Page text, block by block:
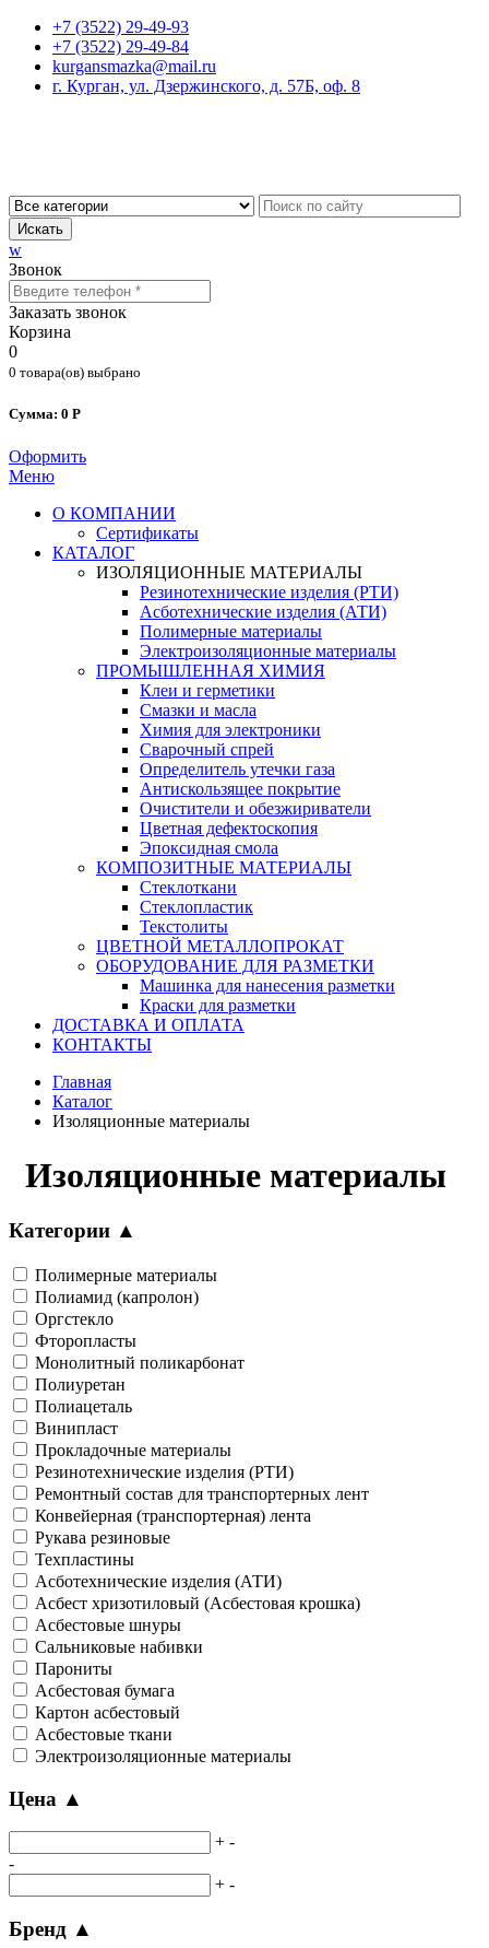
+7 (3522) 29-49-93
+7 (3522) 29-49-84
kurgansmazka@mail.ru
г. Курган, ул. Дзержинского, д. 57Б, оф. 8
Искать
w
Звонок
Заказать звонок
Корзина
0
0 товара(ов) выбрано
Сумма: 0 Р
Оформить
Меню
О КОМПАНИИ
Сертификаты
КАТАЛОГ
ИЗОЛЯЦИОННЫЕ МАТЕРИАЛЫ
Резинотехнические изделия (РТИ)
Асботехнические изделия (АТИ)
Полимерные материалы
Электроизоляционные материалы
ПРОМЫШЛЕННАЯ ХИМИЯ
Клеи и герметики
Смазки и масла
Химия для электроники
Сварочный спрей
Определитель утечки газа
Антискользящее покрытие
Очистители и обезжириватели
Цветная дефектоскопия
Эпоксидная смола
КОМПОЗИТНЫЕ МАТЕРИАЛЫ
Стеклоткани
Стеклопластик
Текстолиты
ЦВЕТНОЙ МЕТАЛЛОПРОКАТ
ОБОРУДОВАНИЕ ДЛЯ РАЗМЕТКИ
Машинка для нанесения разметки
Краски для разметки
ДОСТАВКА И ОПЛАТА
КОНТАКТЫ
Главная
Каталог
Изоляционные материалы
Изоляционные материалы
Категории ▲
Полимерные материалы
Полиамид (капролон)
Оргстекло
Фторопласты
Монолитный поликарбонат
Полиуретан
Полиацеталь
Винипласт
Прокладочные материалы
Резинотехнические изделия (РТИ)
Ремонтный состав для транспортерных лент
Конвейерная (транспортерная) лента
Рукава резиновые
Техпластины
Асботехнические изделия (АТИ)
Асбест хризотиловый (Асбестовая крошка)
Асбестовые шнуры
Сальниковые набивки
Парониты
Асбестовая бумага
Картон асбестовый
Асбестовые ткани
Электроизоляционные материалы
Цена ▲
+ -
-
+ -
Бренд ▲